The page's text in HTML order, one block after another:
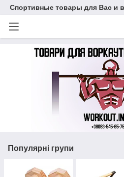
Спортивные товары для Вас и
Популярні групи